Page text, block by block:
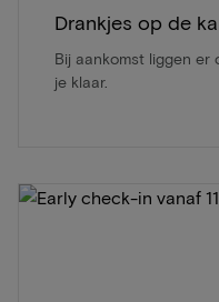
Drankjes op de
Bij aankomst liggen er
je klaar.